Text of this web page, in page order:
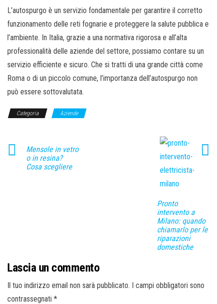
L’autospurgo è un servizio fondamentale per garantire il corretto
funzionamento delle reti fognarie e proteggere la salute pubblica e
l’ambiente. In Italia, grazie a una normativa rigorosa e all’alta
professionalità delle aziende del settore, possiamo contare su un
servizio efficiente e sicuro. Che si tratti di una grande città come
Roma o di un piccolo comune, l’importanza dell’autospurgo non
può essere sottovalutata.
Categoria Aziende
Mensole in vetro
o in resina?
Cosa scegliere
Pronto
intervento a
Milano: quando
chiamarlo per le
riparazioni
domestiche
Lascia un commento
Il tuo indirizzo email non sarà pubblicato. I campi obbligatori sono
contrassegnati *